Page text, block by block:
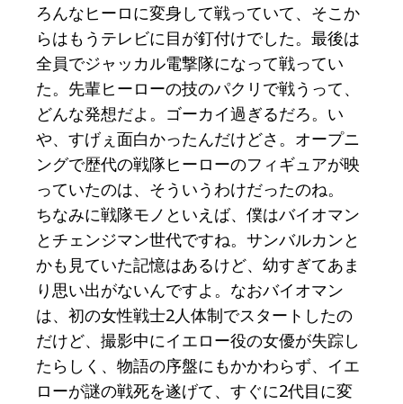
ろんなヒーロに変身して戦っていて、そこか
らはもうテレビに目が釘付けでした。最後は
全員でジャッカル電撃隊になって戦ってい
た。先輩ヒーローの技のパクリで戦うって、
どんな発想だよ。ゴーカイ過ぎるだろ。い
や、すげぇ面白かったんだけどさ。オープニ
ングで歴代の戦隊ヒーローのフィギュアが映
っていたのは、そういうわけだったのね。
ちなみに戦隊モノといえば、僕はバイオマン
とチェンジマン世代ですね。サンバルカンと
かも見ていた記憶はあるけど、幼すぎてあま
り思い出がないんですよ。なおバイオマン
は、初の女性戦士2人体制でスタートしたの
だけど、撮影中にイエロー役の女優が失踪し
たらしく、物語の序盤にもかかわらず、イエ
ローが謎の戦死を遂げて、すぐに2代目に変